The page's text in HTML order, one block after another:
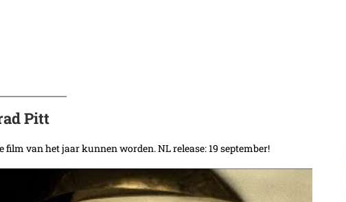
Pitt
film van het jaar kunnen worden. NL release: 19 september!